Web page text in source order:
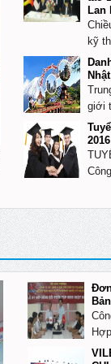
Lan
kỹ
giới
2016